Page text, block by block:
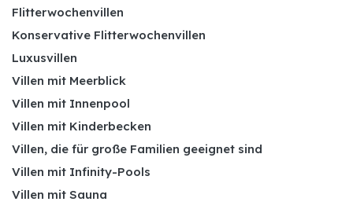
Flitterwochenvillen
Konservative Flitterwochenvillen
Luxusvillen
Villen mit Meerblick
Villen mit Innenpool
Villen mit Kinderbecken
Villen, die für große Familien geeignet sind
Villen mit Infinity-Pools
Villen mit Sauna